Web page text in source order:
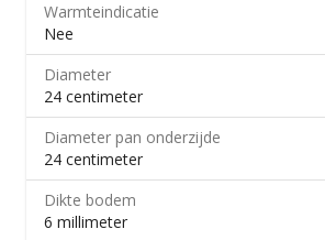
Warmteindicatie
Nee
Diameter
24 centimeter
Diameter pan onderzijde
24 centimeter
Dikte bodem
6 millimeter